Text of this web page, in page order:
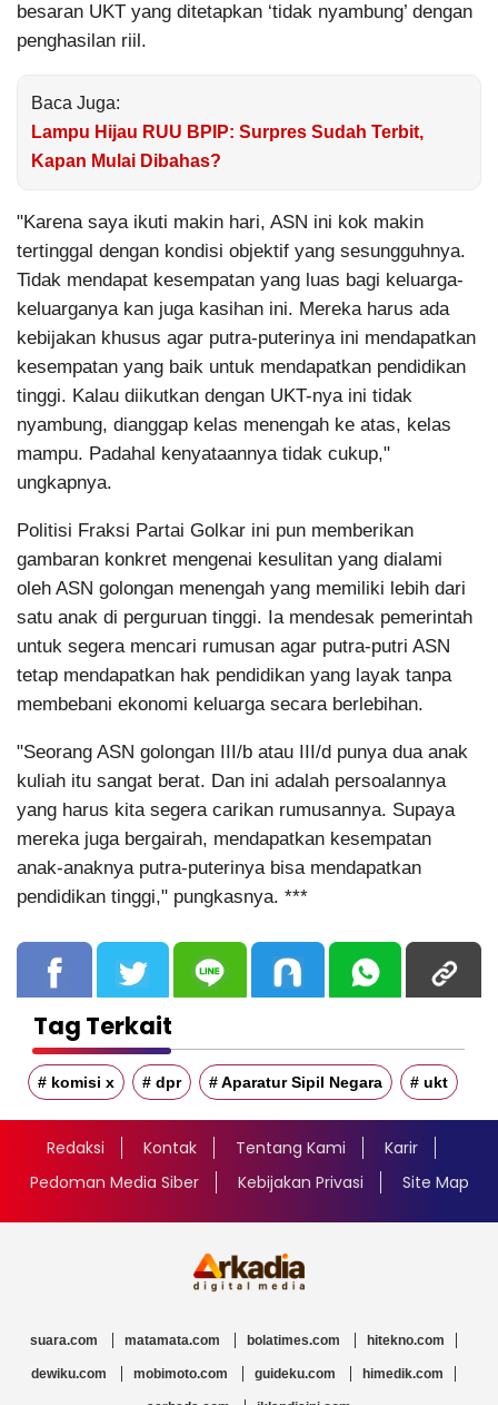
besaran UKT yang ditetapkan ‘tidak nyambung’ dengan
penghasilan riil.
Baca Juga:
Lampu Hijau RUU BPIP: Surpres Sudah Terbit,
Kapan Mulai Dibahas?
"Karena saya ikuti makin hari, ASN ini kok makin
tertinggal dengan kondisi objektif yang sesungguhnya.
Tidak mendapat kesempatan yang luas bagi keluarga-
keluarganya kan juga kasihan ini. Mereka harus ada
kebijakan khusus agar putra-puterinya ini mendapatkan
kesempatan yang baik untuk mendapatkan pendidikan
tinggi. Kalau diikutkan dengan UKT-nya ini tidak
nyambung, dianggap kelas menengah ke atas, kelas
mampu. Padahal kenyataannya tidak cukup,"
ungkapnya.
Politisi Fraksi Partai Golkar ini pun memberikan
gambaran konkret mengenai kesulitan yang dialami
oleh ASN golongan menengah yang memiliki lebih dari
satu anak di perguruan tinggi. Ia mendesak pemerintah
untuk segera mencari rumusan agar putra-putri ASN
tetap mendapatkan hak pendidikan yang layak tanpa
membebani ekonomi keluarga secara berlebihan.
"Seorang ASN golongan III/b atau III/d punya dua anak
kuliah itu sangat berat. Dan ini adalah persoalannya
yang harus kita segera carikan rumusannya. Supaya
mereka juga bergairah, mendapatkan kesempatan
anak-anaknya putra-puterinya bisa mendapatkan
pendidikan tinggi," pungkasnya. ***
Tag Terkait
# komisi x # dpr # Aparatur Sipil Negara # ukt
Redaksi Kontak Tentang Kami
Karir
Pedoman Media Siber
Kebijakan Privasi Site Map
suara.com matamata.com bolatimes.com hitekno.com
dewiku.com mobimoto.com guideku.com himedik.com